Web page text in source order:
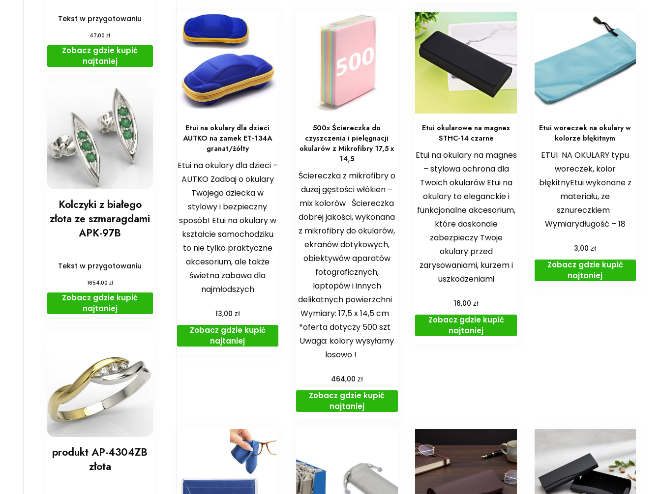
Etui na okulary dla dzieci
AUTKO na zamek ET-134A
granat/żółty
Etui na okulary dla dzieci –
AUTKO Zadbaj o okulary
Twojego dziecka w
stylowy i bezpieczny
sposób! Etui na okulary w
kształcie samochodziku
to nie tylko praktyczne
akcesorium, ale także
świetna zabawa dla
najmłodszych
13,00 zł
Zobacz gdzie kupić
najtaniej
500x Ściereczka do
czyszczenia i pielęgnacji
okularów z Mikrofibry 17,5 x
14,5
Ściereczka z mikrofibry o
dużej gęstości włókien –
mix kolorów Ściereczka
dobrej jakości, wykonana
z mikrofibry do okularów,
ekranów dotykowych,
obiektywów aparatów
fotograficznych,
laptopów i innych
delikatnych powierzchni
Wymiary: 17,5 x 14,5 cm
*oferta dotyczy 500 szt
Uwaga: kolory wysyłamy
losowo !
464,00 zł
Zobacz gdzie kupić
najtaniej
Etui okularowe na magnes
STHC-14 czarne
Etui na okulary na magnes
– stylowa ochrona dla
Twoich okularów Etui na
okulary to eleganckie i
funkcjonalne akcesorium,
które doskonale
zabezpieczy Twoje
okulary przed
zarysowaniami, kurzem i
uszkodzeniami
16,00 zł
Zobacz gdzie kupić
najtaniej
Etui woreczek na okulary w
kolorze błękitnym
ETUI NA OKULARY typu
woreczek, kolor
błękitnyEtui wykonane z
materiału, ze
sznureczkiem
Wymiarydługość – 18
3,00zł
Zobacz gdzie kupić
najtaniej
Tekst w przygotowaniu
47,00zł
Zobacz gdzie kupić
najtaniej
Kolczyki z białego
złota ze szmaragdami
APK-97B
Tekst w przygotowaniu
1654,00 zł
Zobacz gdzie kupić
najtaniej
produkt AP-4304ZB
złota